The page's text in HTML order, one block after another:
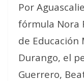
Por
fórmula Nora
de Educación
Durango, el
Guerrero,